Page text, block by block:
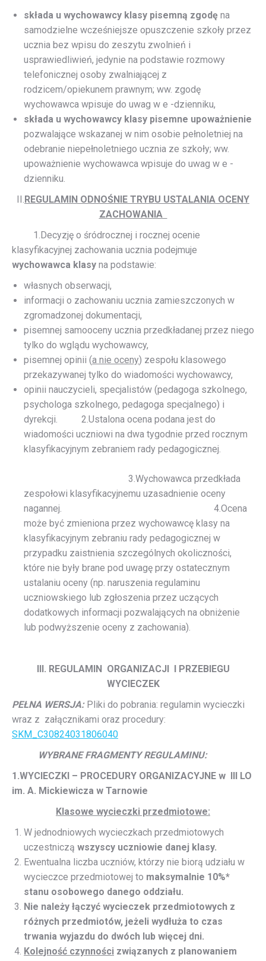
składa u wychowawcy klasy pisemną zgodę na
samodzielne wcześniejsze opuszczenie szkoły przez
ucznia bez wpisu do zeszytu zwolnień i
usprawiedliwień, jedynie na podstawie rozmowy
telefonicznej osoby zwalniającej z
rodzicem/opiekunem prawnym; ww. zgodę
wychowawca wpisuje do uwag w e -dzienniku,
składa u wychowawcy klasy pisemne upoważnienie
pozwalające wskazanej w nim osobie pełnoletniej na
odebranie niepełnoletniego ucznia ze szkoły; ww.
upoważnienie wychowawca wpisuje do uwag w e -
dzienniku.
II.REGULAMIN ODNOŚNIE TRYBU USTALANIA OCENY
ZACHOWANIA
1.Decyzję o śródrocznej i rocznej ocenie
klasyfikacyjnej zachowania ucznia podejmuje
wychowawca klasy na podstawie:
własnych obserwacji,
informacji o zachowaniu ucznia zamieszczonych w
zgromadzonej dokumentacji,
pisemnej samooceny ucznia przedkładanej przez niego
tylko do wglądu wychowawcy,
pisemnej opinii (a nie oceny) zespołu klasowego
przekazywanej tylko do wiadomości wychowawcy,
opinii nauczycieli, specjalistów (pedagoga szkolnego,
psychologa szkolnego, pedagoga specjalnego) i
dyrekcji. 2.Ustalona ocena podana jest do
wiadomości uczniowi na dwa tygodnie przed rocznym
klasyfikacyjnym zebraniem rady pedagogicznej.
3.Wychowawca przedkłada
zespołowi klasyfikacyjnemu uzasadnienie oceny
nagannej. 4.Ocena
może być zmieniona przez wychowawcę klasy na
klasyfikacyjnym zebraniu rady pedagogicznej w
przypadku zaistnienia szczególnych okoliczności,
które nie były brane pod uwagę przy ostatecznym
ustalaniu oceny (np. naruszenia regulaminu
uczniowskiego lub zgłoszenia przez uczących
dodatkowych informacji pozwalających na obniżenie
lub podwyższenie oceny z zachowania).
III. REGULAMIN ORGANIZACJI I PRZEBIEGU
WYCIECZEK
PEŁNA WERSJA:Pliki do pobrania: regulamin wycieczki
wraz z załącznikami oraz procedury:
SKM_C30824031806040
WYBRANE FRAGMENTY REGULAMINU:
1.WYCIECZKI – PROCEDURY ORGANIZACYJNE w III LO
im. A. Mickiewicza w Tarnowie
Klasowe wycieczki przedmiotowe:
W jednodniowych wycieczkach przedmiotowych
uczestniczą wszyscy uczniowie danej klasy.
Ewentualna liczba uczniów, którzy nie biorą udziału w
wycieczce przedmiotowej to maksymalnie 10%*
stanu osobowego danego oddziału.
Nie należy łączyć wycieczek przedmiotowych z
różnych przedmiotów, jeżeli wydłuża to czas
trwania wyjazdu do dwóch lub więcej dni.
Kolejność czynności związanych z planowaniem